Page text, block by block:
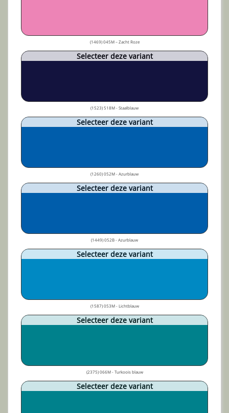
(1469) 045M – Zacht Roze
Selecteer deze variant
(1523) 518M - Staalblauw
Selecteer deze variant
(1260) 052M - Azurblauw
Selecteer deze variant
(1449) 052B - Azurblauw
Selecteer deze variant
(1587) 053M - Lichtblauw
Selecteer deze variant
(2375) 066M - Turkoois blauw
Selecteer deze variant